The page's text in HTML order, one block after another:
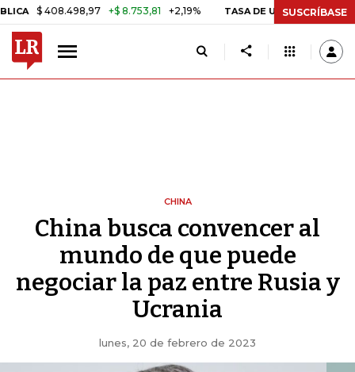
+$ 8.753,81 +2,19% TASA DE USURA CRÉDITO CONSUMO
SUSCRÍBASE
CHINA
China busca convencer al
mundo de que puede
negociar la paz entre Rusia y
Ucrania
lunes, 20 de febrero de 2023